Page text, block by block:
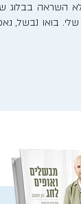
השראה בבלוג
בואו נבשל,